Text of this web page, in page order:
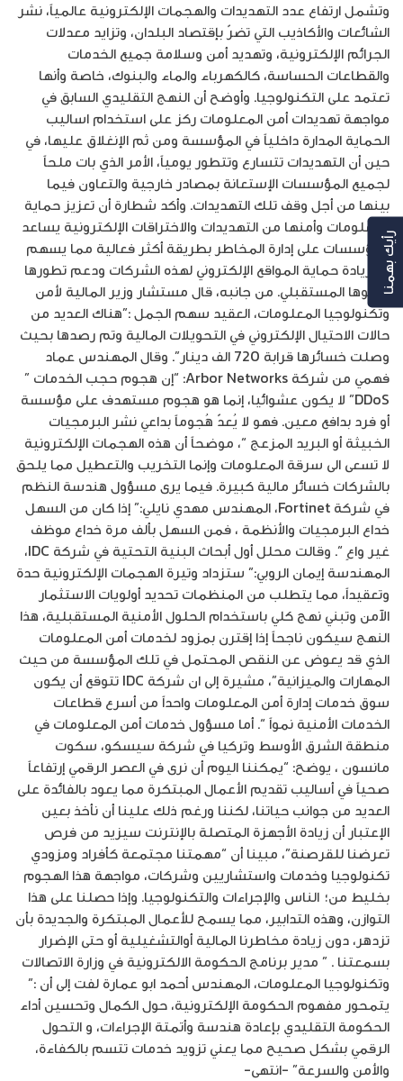
وتشمل ارتفاع عدد التهديدات والهجمات الإلكترونية عالمياً، نشر
الشائعات والأكاذيب التي تضرّ بإقتصاد البلدان، وتزايد معدلات
الجرائم الإلكترونية، وتهديد أمن وسلامة جميع الخدمات
والقطاعات الحساسة، كالكهرباء والماء والبنوك، خاصة وأنها
تعتمد على التكنولوجيا. وأوضح أن النهج التقليدي السابق في
مواجهة تهديدات أمن المعلومات ركز على استخدام اساليب
الحماية المدارة داخلياً في المؤسسة ومن ثم الإنغلاق عليها، في
حين أن التهديدات تتسارع وتتطور يومياً، الأمر الذي بات ملحاً
لجميع المؤسسات الإستعانة بمصادر خارجية والتعاون فيما
بينها من أجل وقف تلك التهديدات. وأكد شطارة أن تعزيز حماية
المعلومات وأمنها من التهديدات والاختراقات الإلكترونية يساعد
المؤسسات على إدارة المخاطر بطريقة أكثر فعالية مما يسهم
في زيادة حماية المواقع الإلكتروني لهذه الشركات ودعم تطورها
ونموها المستقبلي. من جانبه، قال مستشار وزير المالية لأمن
وتكنولوجيا المعلومات، العقيد سهم الجمل :”هناك العديد من
حالات الاحتيال الإلكتروني في التحويلات المالية وتم رصدها بحيث
وصلت خسائرها قرابة 720 الف دينار”. وقال المهندس عماد
فهمي من شركة Arbor Networks: “إن هجوم حجب الخدمات ”
DDoS” لا يكون عشوائيا، إنما هو هجوم مستهدف على مؤسسة
أو فرد بدافع معين. فهو لا يُعدّ هُجوماً بداعي نشر البرمجيات
الخبيثة أو البريد المزعج “، موضحاً أن هذه الهجمات الإلكترونية
لا تسعى الى سرقة المعلومات وإنما التخريب والتعطيل مما يلحق
بالشركات خسائر مالية كبيرة. فيما يرى مسؤول هندسة النظم
في شركة Fortinet، المهندس مهدي نايلي:” إذا كان من السهل
خداع البرمجيات والأنظمة ، فمن السهل بألف مرة خداع موظف
غير واعٍ “. وقالت محلل أول أبحاث البنية التحتية في شركة IDC،
المهندسة إيمان الروبي:” ستزداد وتيرة الهجمات الإلكترونية حدة
وتعقيداً، مما يتطلب من المنظمات تحديد أولويات الاستثمار
الآمن وتبني نهج كلي باستخدام الحلول الأمنية المستقبلية، هذا
النهج سيكون ناجحاً إذا إقترن بمزود لخدمات أمن المعلومات
الذي قد يعوض عن النقص المحتمل في تلك المؤسسة من حيث
المهارات والميزانية”، مشيرة إلى ان شركة IDC تتوقع أن يكون
سوق خدمات إدارة أمن المعلومات واحداً من أسرع قطاعات
الخدمات الأمنية نمواً “. أما مسؤول خدمات أمن المعلومات في
منطقة الشرق الأوسط وتركيا في شركة سيسكو، سكوت
مانسون ، يوضح: “يمكننا اليوم أن نرى في العصر الرقمي إرتفاعاً
صحياً في أساليب تقديم الأعمال المبتكرة مما يعود بالفائدة على
العديد من جوانب حياتنا، لكننا ورغم ذلك علينا أن نأخذ بعين
الإعتبار أن زيادة الأجهزة المتصلة بالإنترنت سيزيد من فرص
تعرضنا للقرصنة”، مبينا أن “مهمتنا مجتمعة كأفراد ومزودي
تكنولوجيا وخدمات واستشاريين وشركات، مواجهة هذا الهجوم
بخليط من؛ الناس والإجراءات والتكنولوجيا. وإذا حصلنا على هذا
التوازن، وهذه التدابير، مما يسمح للأعمال المبتكرة والجديدة بأن
تزدهر، دون زيادة مخاطرنا المالية أوالتشغيلية أو حتى الإضرار
بسمعتنا . ” مدير برنامج الحكومة الالكترونية في وزارة الاتصالات
وتكنولوجيا المعلومات، المهندس أحمد ابو عمارة لفت إلى أن :”
يتمحور مفهوم الحكومة الإلكترونية، حول الكمال وتحسين أداء
الحكومة التقليدي بإعادة هندسة وأتمتة الإجراءات، و التحول
الرقمي بشكل صحيح مما يعني تزويد خدمات تتسم بالكفاءة،
والأمن والسرعة” -انتهى-
رأيك بهمنا